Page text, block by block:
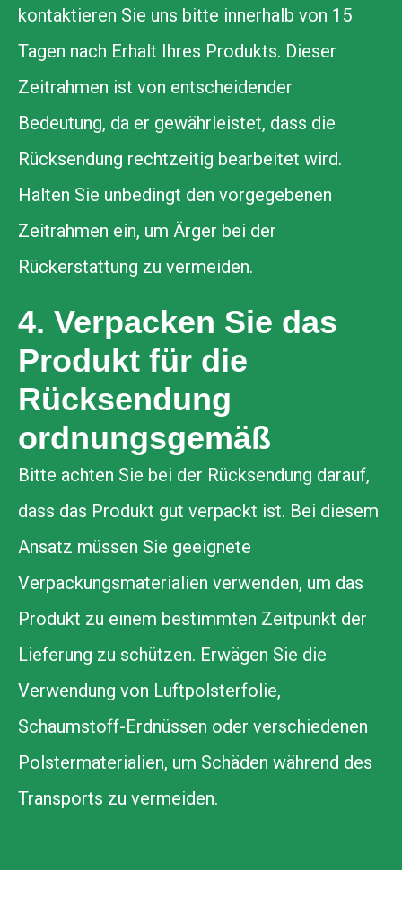
kontaktieren Sie uns bitte innerhalb von 15
Tagen nach Erhalt Ihres Produkts. Dieser
Zeitrahmen ist von entscheidender
Bedeutung, da er gewährleistet, dass die
Rücksendung rechtzeitig bearbeitet wird.
Halten Sie unbedingt den vorgegebenen
Zeitrahmen ein, um Ärger bei der
Rückerstattung zu vermeiden.
4. Verpacken Sie das
Produkt für die
Rücksendung
ordnungsgemäß
Bitte achten Sie bei der Rücksendung darauf,
dass das Produkt gut verpackt ist. Bei diesem
Ansatz müssen Sie geeignete
Verpackungsmaterialien verwenden, um das
Produkt zu einem bestimmten Zeitpunkt der
Lieferung zu schützen. Erwägen Sie die
Verwendung von Luftpolsterfolie,
Schaumstoff-Erdnüssen oder verschiedenen
Polstermaterialien, um Schäden während des
Transports zu vermeiden.